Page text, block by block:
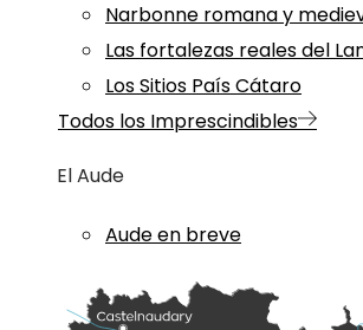
Narbonne romana y
Las fortalezas reales del
Los Sitios País Cátaro
Todos los Imprescindibles
El Aude
Aude en breve